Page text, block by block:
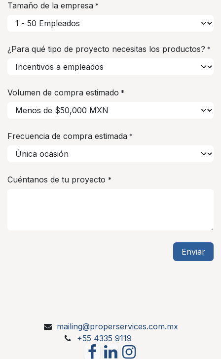
Tamaño de la empresa *
¿Para qué tipo de proyecto necesitas los productos? *
Volumen de compra estimado *
Frecuencia de compra estimada *
Cuéntanos de tu proyecto *
Enviar
mailing@properservices.com.mx
+55 4335 9119